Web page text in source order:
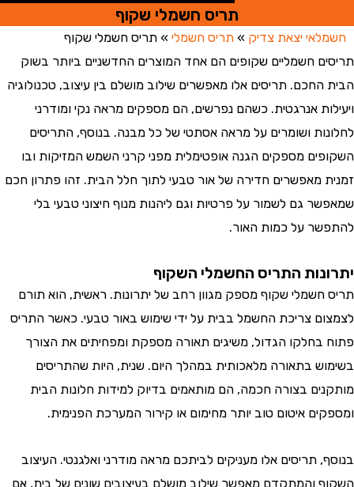
תריס חשמלי שקוף
יצאת צדיק »תריס חשמלי»תריס חשמלי שקוף
חשמליים שקופים הם אחד המוצרים החדשניים ביותר בשוק
תריסים אלו מאפשרים שילוב מושלם בין עיצוב, טכנולוגיה
אנרגטית. כשהם נפרשים, הם מספקים מראה נקי ומודרני
ושומרים על מראה אסתטי של כל מבנה. בנוסף, התריסים
מספקים הגנה אופטימלית מפני קרני השמש המזיקות ובו
מאפשרים חדירה של אור טבעי לתוך חלל הבית. זהו פתרון חכם
גם לשמור על פרטיות וגם ליהנות מנוף חיצוני טבעי בלי
על כמות האור.
התריס החשמלי השקוף
שקוף מספק מגוון רחב של יתרונות. ראשית, הוא תורם
צריכת החשמל בבית על ידי שימוש באור טבעי. כאשר התריס
הגדול, משיגים תאורה מספקת ומפחיתים את הצורך
בתאורה מלאכותית במהלך היום. שנית, היות שהתריסים
בצורה חכמה, הם מותאמים בדיוק למידות חלונות הבית
איטום טוב יותר מחימום או קירור המערכת הפנימית.
תריסים אלו מעניקים לביתכם מראה מודרני ואלגנטי. העיצוב
והמתקדם מאפשר שילוב מושלם בעיצובים שונים של בית, אם